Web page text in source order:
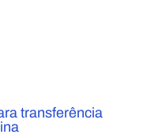
transferência